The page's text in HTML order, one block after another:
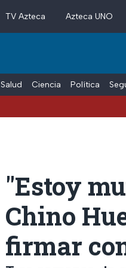
TV Azteca Azteca UNO
Salud Ciencia Política
"Estoy
Chino
firmar